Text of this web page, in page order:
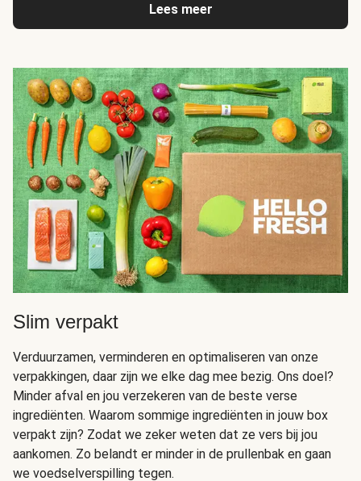
Lees meer
Slim verpakt
Verduurzamen, verminderen en optimaliseren van onze
verpakkingen, daar zijn we elke dag mee bezig. Ons doel?
Minder afval en jou verzekeren van de beste verse
ingrediënten. Waarom sommige ingrediënten in jouw box
verpakt zijn? Zodat we zeker weten dat ze vers bij jou
aankomen. Zo belandt er minder in de prullenbak en gaan
we voedselverspilling tegen.